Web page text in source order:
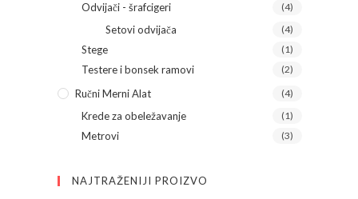
Odvijači - šrafcigeri (4)
Setovi odvijača (4)
Stege (1)
Testere i bonsek ramovi (2)
Ručni Merni Alat (4)
Krede za obeležavanje (1)
Metrovi (3)
NAJTRAŽENIJI PROIZVO